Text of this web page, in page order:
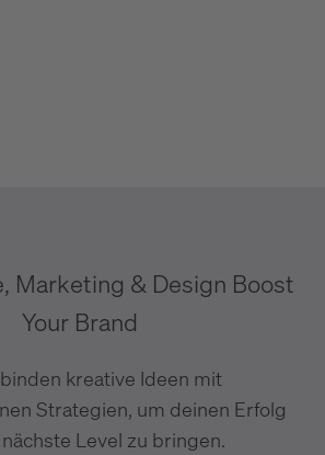
Marketing & Design Boost
Your Brand
kreative Ideen mit
Strategien, um deinen Erfolg
Level zu bringen.